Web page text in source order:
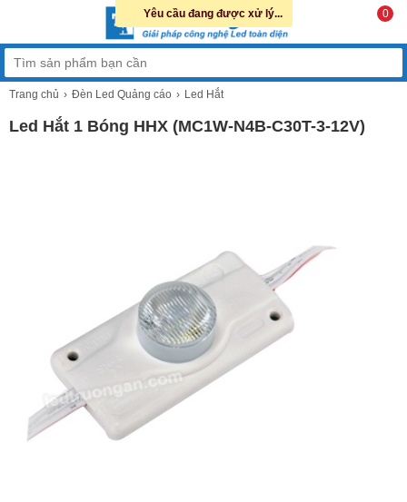
0
Trang chủ Đèn Led Quảng cáo Led Hắt
Led Hắt 1 Bóng HHX (MC1W-N4B-C30T-3-12V)
Yêu cầu đang được xử lý...